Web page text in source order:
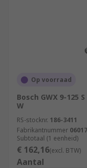
Op voorraad
Bosch GWX 9-125
W
RS-stocknr. 186-3411
Fabrikantnummer
Subtotaal (1 eenheid)
€ 162,16(excl. BTW)
Aantal